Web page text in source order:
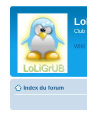
Club
WIKI
Index du forum